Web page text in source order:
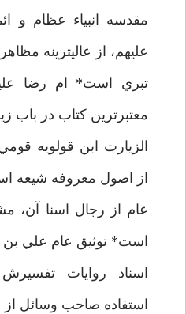
مقدسه انبياء عظام و
عليهم، از عاليترينه
تبري است* ام رضا
معتبرترين کتاب در باب
الزيارت ابن قولويه
از اصول معروفه شيعه
عام از رجال اسنا آن،
است* توثيق عام علي بن
اسناد روايات
استفاده صاحب وسائل